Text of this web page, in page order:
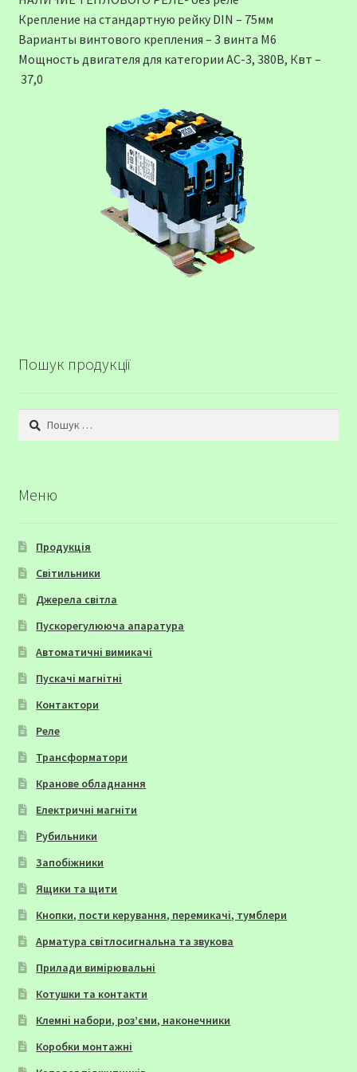
Крепление на стандартную рейку DIN – 75мм
Варианты винтового крепления – 3 винта М6
Мощность двигателя для категории АС-3, 380В, Квт –
37,0
Пошук продукції
Пошук:
Меню
Продукція
Світильники
Джерела світла
Пускорегулююча апаратура
Автоматичні вимикачі
Пускачі магнітні
Контактори
Реле
Трансформатори
Кранове обладнання
Електричні магніти
Рубильники
Запобіжники
Ящики та щити
Кнопки, пости керування, перемикачі, тумблери
Арматура світлосигнальна та звукова
Прилади вимірювальні
Котушки та контакти
Клемні набори, роз’єми, наконечники
Коробки монтажні